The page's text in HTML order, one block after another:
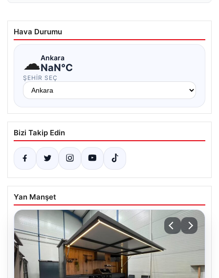
Hava Durumu
☁Ankara
NaN°C
ŞEHIR SEÇ
Bizi Takip Edin
Yan Manşet